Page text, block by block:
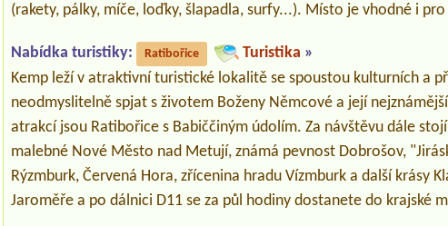
(rakety, pálky, míče, loďky, šlapadla, surfy...). Místo je vhodné i
Nabídka turistiky: Ratibořice Turistika »
Kemp leží v atraktivní turistické lokalitě se spoustou kulturních a
neodmyslitelně spjat s životem Boženy Němcové a její
atrakcí jsou Ratibořice s Babiččiným údolím. Za návštěvu dále
malebné Nové Město nad Metují, známá pevnost Dobrošov,
Rýzmburk, Červená Hora, zřícenina hradu Vízmburk a další krásy
Jaroměře a po dálnici D11 se za půl hodiny dostanete do krajské